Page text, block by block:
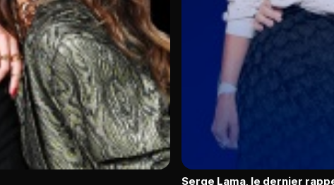
Serge Lama, le dernier